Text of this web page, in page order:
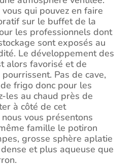
vous qui pouvez en faire
sur le buffet de la
les professionnels dont
sont exposés au
Le développement des
alors favorisé et de
Pas de cave,
frigo donc pour les
les au chaud près de
à côté de cet
vous présentons
famille le potiron
grosse sphère aplatie
et plus aqueuse que